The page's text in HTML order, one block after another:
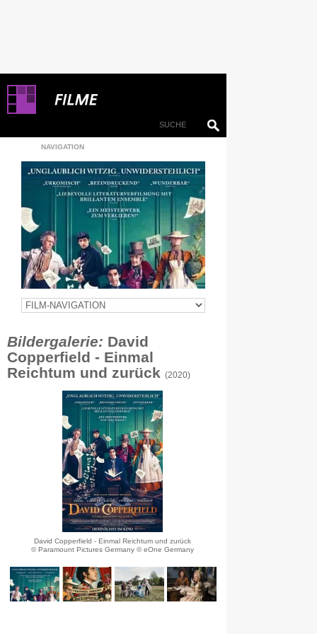
NAVIGATION
Bildergalerie: David
Copperfield - Einmal
Reichtum und zurück (2020)
David Copperfield - Einmal Reichtum und zurück
© Paramount Pictures Germany © eOne Germany